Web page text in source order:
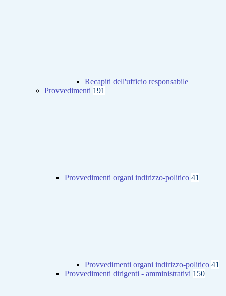
Recapiti dell'ufficio responsabile
Provvedimenti 191
Provvedimenti organi indirizzo-politico 41
Provvedimenti organi indirizzo-politico 41
Provvedimenti dirigenti - amministrativi 150